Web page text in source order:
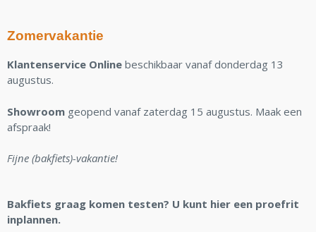
Zomervakantie
Klantenservice Online beschikbaar vanaf donderdag 13
augustus.
Showroom geopend vanaf zaterdag 15 augustus. Maak een
afspraak!
Fijne (bakfiets)-vakantie!
Bakfiets graag komen testen? U kunt hier een proefrit
inplannen.